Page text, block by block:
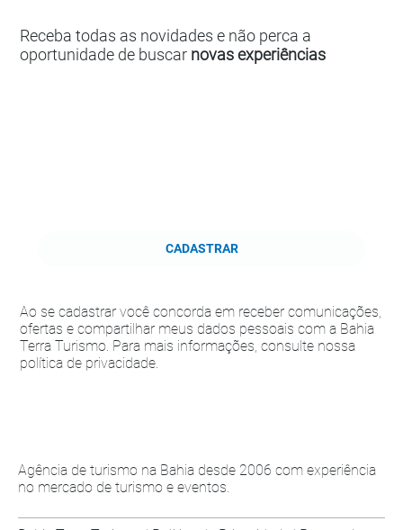
Agência de turismo na Bahia desde 2006 com experiência
no mercado de turismo e eventos.
Receba todas as novidades e não perca a
oportunidade de buscar novas experiências
CADASTRAR
Ao se cadastrar você concorda em receber comunicações,
ofertas e compartilhar meus dados pessoais com a Bahia
Terra Turismo. Para mais informações, consulte nossa
política de privacidade.